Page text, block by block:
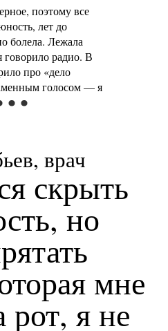
поэтому все
лет до
болела. Лежала
говорило радио. В
про «дело
голосом — я
врач
скрыть
но
мне
рот, я не